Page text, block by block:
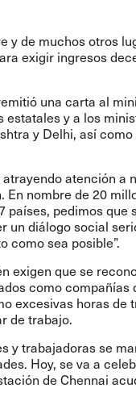
y de muchos otros
exigir ingresos
una carta al
y a los
y Delhi, así como
atención a
nombre de 20
países, pedimos que
un diálogo social
como sea posible”.
exigen que se
como compañías
excesivas horas de
de trabajo.
y trabajadoras se
Hoy, se va a
de Chennai